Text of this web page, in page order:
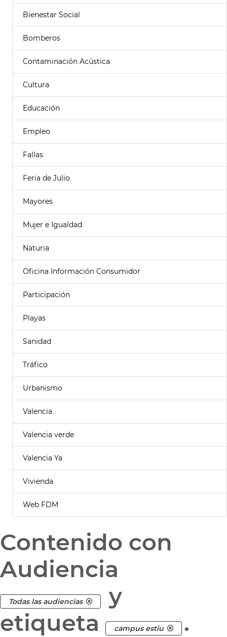
Bienestar Social
Bomberos
Contaminación Acústica
Cultura
Educación
Empleo
Fallas
Feria de Julio
Mayores
Mujer e Igualdad
Naturia
Oficina Información Consumidor
Participación
Playas
Sanidad
Tráfico
Urbanismo
Valencia
Valencia verde
Valencia Ya
Vivienda
Web FDM
Contenido con
Audiencia
Todas las audiencias
y
etiqueta
campus estiu .